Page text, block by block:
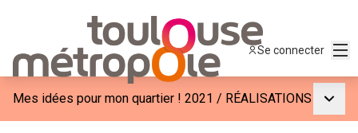
Se connecter
Mes idées pour mon quartier ! 2021 / RÉALISATIONS